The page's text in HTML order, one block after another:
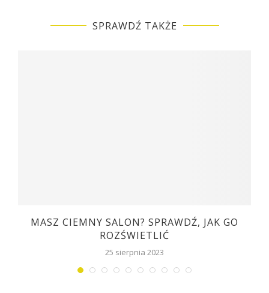
SPRAWDŹ TAKŻE
MASZ CIEMNY SALON? SPRAWDŹ, JAK GO
ROZŚWIETLIĆ
25 sierpnia 2023